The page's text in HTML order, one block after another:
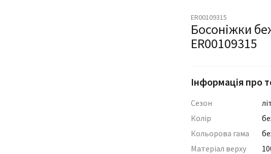
ER00109315
Босоніжки
ER00109315
Інформація про
Сезон
Колір
Кольорова гама
Матеріал верху